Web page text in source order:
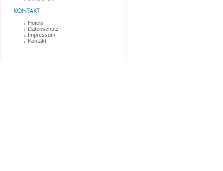
KONTAKT
Hotels
Datenschutz
Impressum
Kontakt